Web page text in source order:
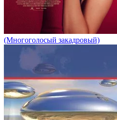
(Многоголосый закадровый)